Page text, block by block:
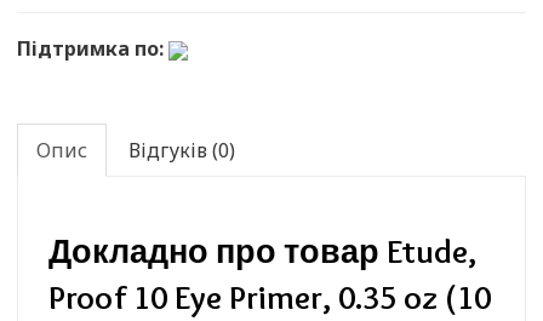
Підтримка по:
Опис Відгуків (0)
Докладно про товар Etude,
Proof 10 Eye Primer, 0.35 oz (10